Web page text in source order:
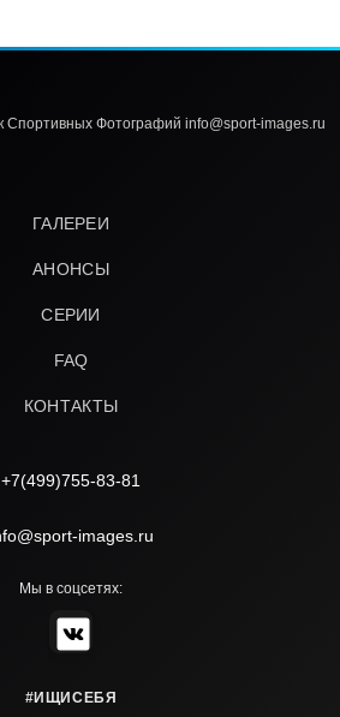
Спортивных Фотографий info@sport-images.ru
ГАЛЕРЕИ
АНОНСЫ
СЕРИИ
FAQ
КОНТАКТЫ
+7(499)755-83-81
images.ru
Мы в соцсетях:
#ИЩИСЕБЯ